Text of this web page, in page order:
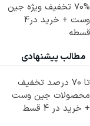
70% تخفیف ویژه جین
وست + خرید در4
قسطه
مطالب پیشنهادی
تا 70 درصد تخفیف
محصولات جین وست
+ خرید در 4 قسط